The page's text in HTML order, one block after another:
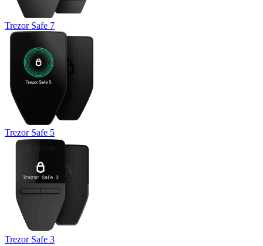
Trezor Safe 7
Trezor Safe 5
Trezor Safe 3